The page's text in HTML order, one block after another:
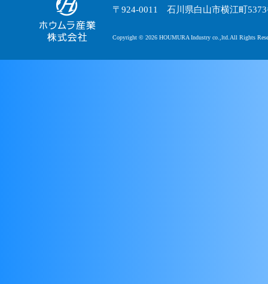
〒924-0011 石川県白山市横江町
Copyright © 2026 HOUMURA Industry co.,ltd.All Rights